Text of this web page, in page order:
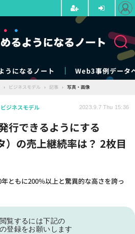
うになるノート Web3事例データ
› ビジネスモデル › 記事 › 写真・画像
行できるようにする
の売上継続率は？ 2枚目
ともに200％以上と驚異的な高さを誇っ
ビジネスモデル 2023.9.7 Thu 15:36
覧するには下記の
登録をお願いします